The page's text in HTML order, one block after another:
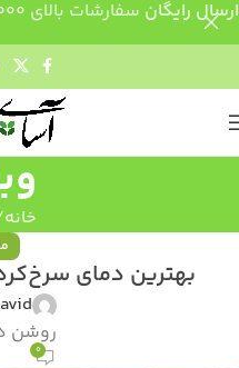
خانه
بهترین دمای
روشن دی 2,
0
ارسال رایگان سفارشات بالای 10/000/000 میلیون تومان